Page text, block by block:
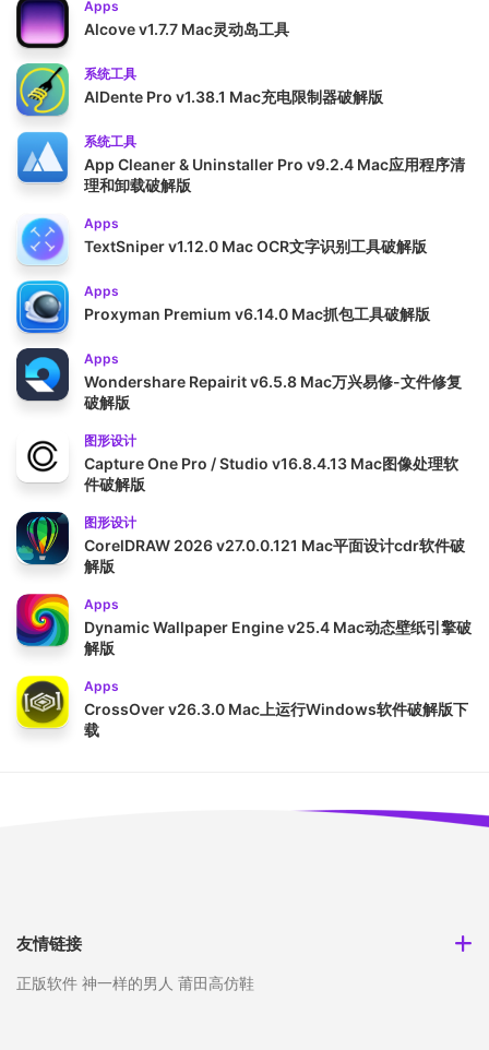
Apps
Alcove v1.7.7 Mac灵动岛工具
系统工具
AlDente Pro v1.38.1 Mac充电限制器破解版
系统工具
App Cleaner & Uninstaller Pro v9.2.4 Mac应用程序清
理和卸载破解版
Apps
TextSniper v1.12.0 Mac OCR文字识别工具破解版
Apps
Proxyman Premium v6.14.0 Mac抓包工具破解版
Apps
Wondershare Repairit v6.5.8 Mac万兴易修-文件修复
破解版
图形设计
Capture One Pro / Studio v16.8.4.13 Mac图像处理软
件破解版
图形设计
CorelDRAW 2026 v27.0.0.121 Mac平面设计cdr软件破
解版
Apps
Dynamic Wallpaper Engine v25.4 Mac动态壁纸引擎破
解版
Apps
CrossOver v26.3.0 Mac上运行Windows软件破解版下
载
友情链接
正版软件 神一样的男人 莆田高仿鞋